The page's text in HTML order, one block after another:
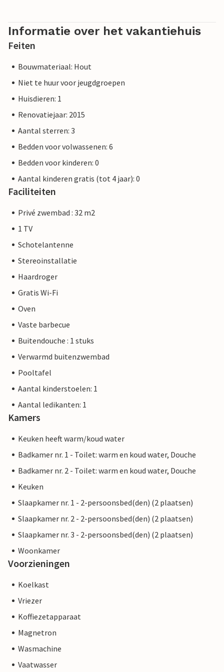
Informatie over het vakantiehuis
Feiten
Bouwmateriaal: Hout
Niet te huur voor jeugdgroepen
Huisdieren: 1
Renovatiejaar: 2015
Aantal sterren: 3
Bedden voor volwassenen: 6
Bedden voor kinderen: 0
Aantal kinderen gratis (tot 4 jaar): 0
Faciliteiten
Privé zwembad : 32 m2
1 TV
Schotelantenne
Stereoinstallatie
Haardroger
Gratis Wi-Fi
Oven
Vaste barbecue
Buitendouche : 1 stuks
Verwarmd buitenzwembad
Pooltafel
Aantal kinderstoelen: 1
Aantal ledikanten: 1
Kamers
Keuken heeft warm/koud water
Badkamer nr. 1 - Toilet: warm en koud water, Douche
Badkamer nr. 2 - Toilet: warm en koud water, Douche
Keuken
Slaapkamer nr. 1 - 2-persoonsbed(den) (2 plaatsen)
Slaapkamer nr. 2 - 2-persoonsbed(den) (2 plaatsen)
Slaapkamer nr. 3 - 2-persoonsbed(den) (2 plaatsen)
Woonkamer
Voorzieningen
Koelkast
Vriezer
Koffiezetapparaat
Magnetron
Wasmachine
Vaatwasser